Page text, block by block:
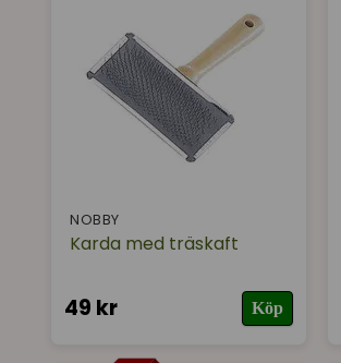
NOBBY
Karda med träskaft
49 kr Köp